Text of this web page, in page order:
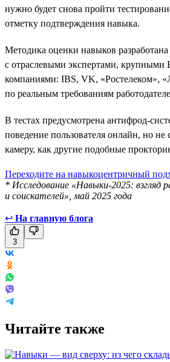
нужно будет снова пройти
отметку подтверждения навыка.
Методика оценки навыков разработана
с отраслевыми экспертами, крупными
компаниями: IBS, VK, «Ростелеком»,
по реальным требованиям
В тестах предусмотрена антифрод-
поведение пользователя онлайн, но не
камеру, как другие подобные
Переходите на навыкоцентричный
* Исследование «Навыки-2025: взгляд
и соискателей», май 2025 года
↩ На главную блога
3
Читайте также